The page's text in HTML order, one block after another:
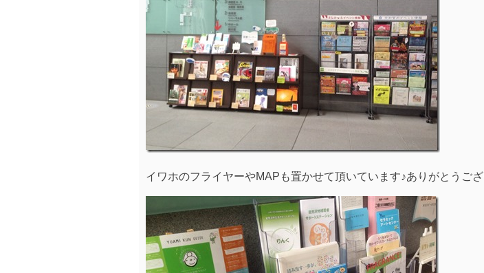
イワホのフライヤーやMAPも置かせて頂いています♪ありがとうござ